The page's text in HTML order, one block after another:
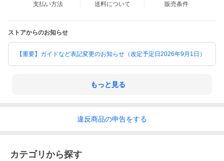
支払い方法 送料について 販売条件
ストアからのお知らせ
【重要】ガイドなど表記変更のお知らせ（改定予定日2026年9月1日）
もっと見る
違反商品の申告をする
カテゴリから探す